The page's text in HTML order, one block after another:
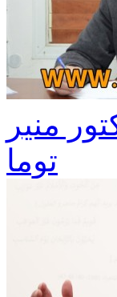
منير
توما